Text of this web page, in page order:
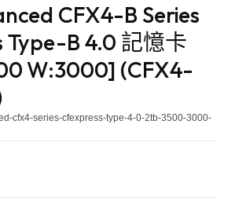
CFX4-B Series
Type-B 4.0 記憶卡
W:3000] (CFX4-
cfx4-series-cfexpress-type-4-0-2tb-3500-3000-